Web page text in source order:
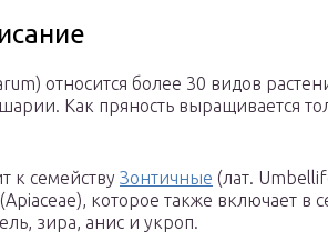
относится более 30 видов
Как пряность выращивается
к семейству Зонтичные (лат.
которое также включает в
зира, анис и укроп.